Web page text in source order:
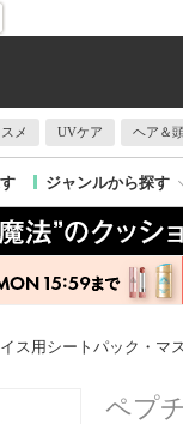
メ UVケア ヘア＆
ジャンルから探す
ス用シートパック・マ
ペプ